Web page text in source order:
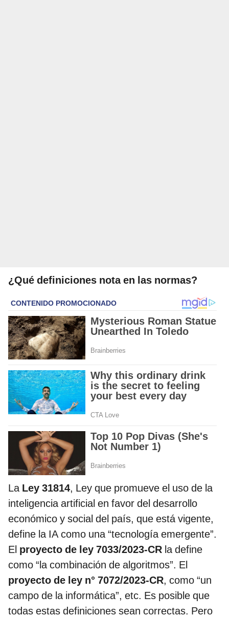
¿Qué definiciones nota en las normas?
La Ley 31814, Ley que promueve el uso de la
inteligencia artificial en favor del desarrollo
económico y social del país, que está vigente,
define la IA como una “tecnología emergente”.
El proyecto de ley 7033/2023-CR la define
como “la combinación de algoritmos”. El
proyecto de ley n° 7072/2023-CR, como “un
campo de la informática”, etc. Es posible que
todas estas definiciones sean correctas. Pero